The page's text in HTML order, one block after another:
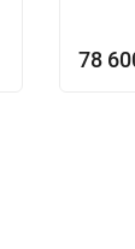
78